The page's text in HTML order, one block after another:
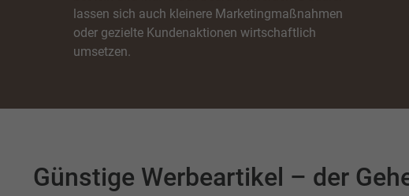
lassen sich auch kleinere Marketingmaßnahmen
oder gezielte Kundenaktionen wirtschaftlich
umsetzen.
Günstige Werbeartikel – der
Inhalte von
Wenn Cookies